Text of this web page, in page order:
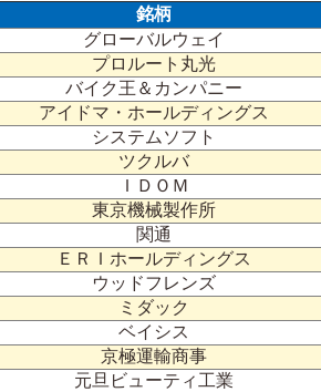
銘柄
グローバルウェイ
プロルート丸光
バイク王＆カンパニー
アイドマ・ホールディングス
システムソフト
ツクルバ
ＩＤＯＭ
東京機械製作所
関通
ＥＲＩホールディングス
ウッドフレンズ
ミダック
ベイシス
京極運輸商事
元旦ビューティ工業